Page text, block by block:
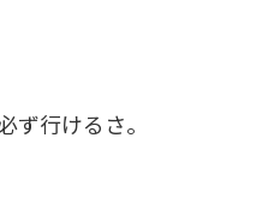
ず行けるさ。